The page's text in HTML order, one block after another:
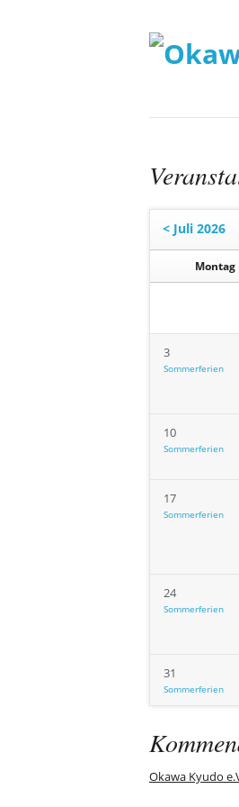
< Juli 2026
Montag
3
Sommerferien
10
Sommerferien
17
Sommerferien
24
Sommerferien
31
Sommerferien
Okawa Kyudo